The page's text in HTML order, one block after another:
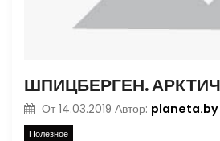
От 14.03.2019 Автор: planeta.by
Полезное